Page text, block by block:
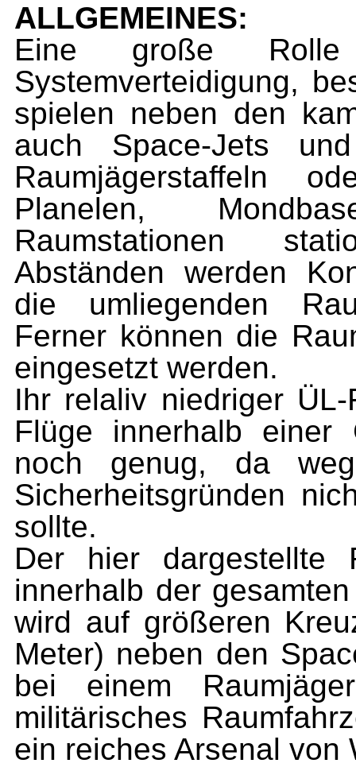
ALLGEMEINES:
Eine große
Systemverteidigung,
spielen neben den
auch Space-Jets
Raumjägerstaffeln
Planelen,
Raumstationen
Abständen werden
die umlie­genden
Ferner können die
eingesetzt werden.
Ihr relaliv niedriger
Flü­ge innerhalb einer
noch ge­nug, da
Sicherheitsgründen
sollte.
Der hier dargestellte
innerhalb der
wird auf größeren
Meter) ne­ben den
bei einem
militärisches
ein reiches Arsenal von